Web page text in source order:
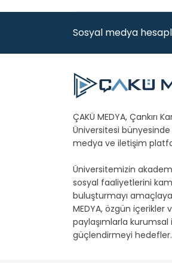
Sosyal medya
ÇAKÜ MEDYA, Çankırı
Üniversitesi
medya ve iletişim
Üniversitemizin
sosyal faaliyetlerini
buluşturmayı
MEDYA, özgün içerikler
paylaşımlarla kurumsal
güçlendirmeyi hedefler.